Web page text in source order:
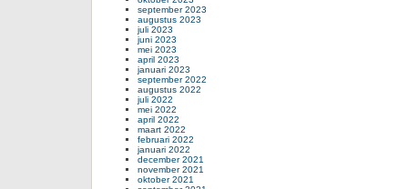
september 2023
augustus 2023
juli 2023
juni 2023
mei 2023
april 2023
januari 2023
september 2022
augustus 2022
juli 2022
mei 2022
april 2022
maart 2022
februari 2022
januari 2022
december 2021
november 2021
oktober 2021